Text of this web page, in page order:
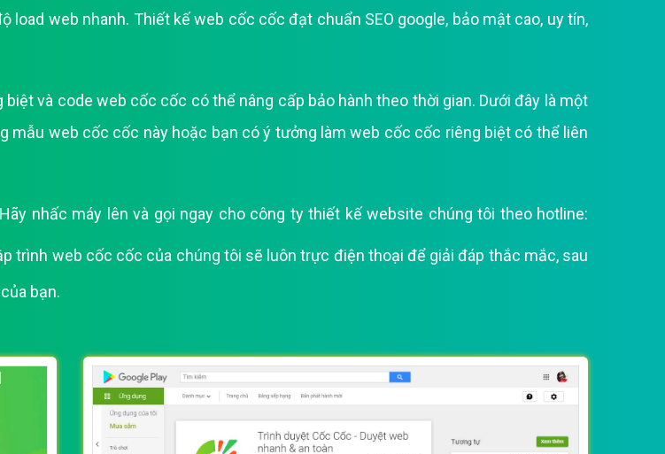
Googleweb nhanh. Thiết kế web cốc cốc đạt chuẩn SEO google, bảo mật cao, uy tín,
và code web cốc cốc có thể nâng cấp bảo hành theo thời gian. Dưới đây là một
web cốc cốc này hoặc bạn có ý tưởng làm web cốc cốc riêng biệt có thể liên
nhấc máy lên và gọi ngay cho công ty thiết kế website chúng tôi theo hotline:
trình web cốc cốc của chúng tôi sẽ luôn trực điện thoại để giải đáp thắc mắc, sau
bạn.